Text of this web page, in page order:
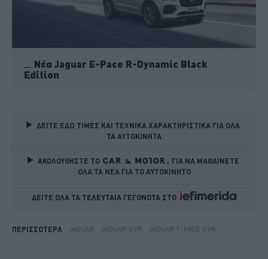
Νέα Jaguar E-Pace R-Dynamic Black
Edition
ΔΕΙΤΕ ΕΔΩ ΤΙΜΕΣ ΚΑΙ ΤΕΧΝΙΚΑ ΧΑΡΑΚΤΗΡΙΣΤΙΚΑ ΓΙΑ ΟΛΑ
ΤΑ ΑΥΤΟΚΙΝΗΤΑ
ΑΚΟΛΟΥΘΗΣΤΕ ΤΟ
ΓΙΑ ΝΑ ΜΑΘΑΙΝΕΤΕ
ΟΛΑ ΤΑ ΝΕΑ ΓΙΑ ΤΟ ΑΥΤΟΚΙΝΗΤΟ
ΔΕΙΤΕ ΟΛΑ ΤΑ ΤΕΛΕΥΤΑΙΑ ΓΕΓΟΝΟΤΑ ΣΤΟ
ΠΕΡΙΣΣΟΤΕΡΑ JAGUAR JAGUAR SVR JAGUAR F-PACE SVR